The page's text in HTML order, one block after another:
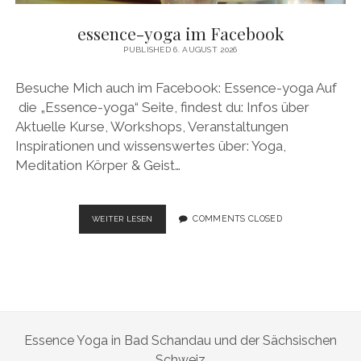
essence-yoga im Facebook
PUBLISHED 6. AUGUST 2026
Besuche Mich auch im Facebook: Essence-yoga Auf
die „Essence-yoga“ Seite, findest du: Infos über
Aktuelle Kurse, Workshops, Veranstaltungen
Inspirationen und wissenswertes über: Yoga,
Meditation Körper & Geist…
WEITER LESEN ESSENCE-
YOGA
COMMENTS CLOSED
Essence Yoga in Bad Schandau und der Sächsischen